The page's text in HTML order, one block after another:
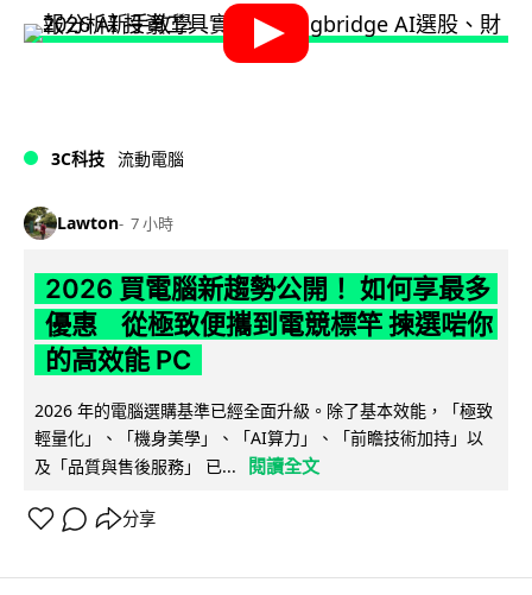
3C科技 流動電腦
Lawton 7 小時
2026 買電腦新趨勢公開！ 如何享最多
優惠 從極致便攜到電競標竿 揀選啱你
的高效能 PC
2026 年的電腦選購基準已經全面升級。除了基本效能，「極致
輕量化」、「機身美學」、「AI算力」、「前瞻技術加持」以
及「品質與售後服務」 已...
閱讀全文
分享